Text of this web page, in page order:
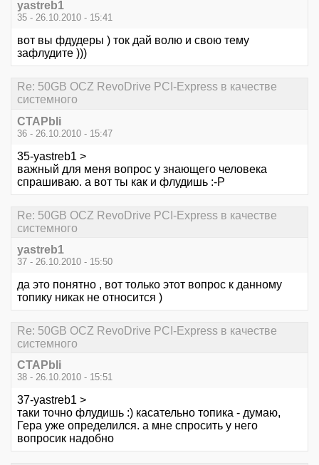
yastreb1
35 - 26.10.2010 - 15:41
вот вы фдудеры ) ток дай волю и свою тему
зафлудите )))
Re: 50GB OCZ RevoDrive PCI-Express в качестве
системного
CTAPbIi
36 - 26.10.2010 - 15:47
35-yastreb1 >
важный для меня вопрос у знающего человека
спрашиваю. а вот ты как и флудишь :-Р
Re: 50GB OCZ RevoDrive PCI-Express в качестве
системного
yastreb1
37 - 26.10.2010 - 15:50
да это понятно , вот только этот вопрос к данному
топику никак не относится )
Re: 50GB OCZ RevoDrive PCI-Express в качестве
системного
CTAPbIi
38 - 26.10.2010 - 15:51
37-yastreb1 >
таки точно флудишь :) касательно топика - думаю,
Гера уже определился. а мне спросить у него
вопросик надобно